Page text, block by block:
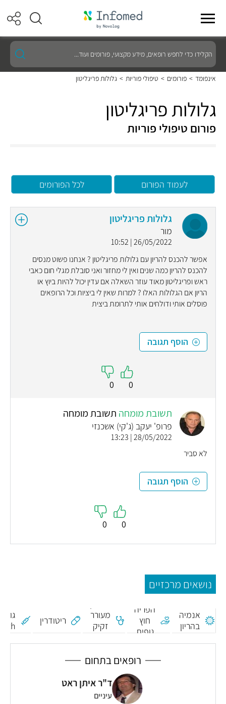
הקלידו
כדי
לחפש
רופאים,
מידע
פורומים
ועוד...
אינפומד > פורומים > טיפולי פוריות > גלולות פריגליטון
גלולות פריגליטון
פורום טיפולי פוריות
לעמוד הפורום לכל הפורומים
גלולות פריגליטון
מור
26/05/2022 | 10:52
אפשר להכנס להריון עם גלולות פריגליטון ? אנחנו פשוט מנסים
להכנס להריון כמה שנים ואין לי מחזור ואני סובלת מגלי חום כאבי
ראש ופריגליטון מאוד עוזר השאלה אם עדין יכול להיות ביוץ או
הריון אם הגלולות האלו ? למרות שאין לי ביציות וכל הרופאים
פוסלים אותי ודולחים אותי לתרומת ביצית
הוסף תגובה
0
0
תשובת מומחה תשובת מומחה
פרופ' יעקב (ג'קי) אשכנזי
28/05/2022 | 13:23
לא סביר
הוסף תגובה
0
0
נושאים מרכזיים
אנמיה
בהריון
הפריה
חוץ
גופית
מעורר
זקיק
FSH
ריטודרין
גורם
אנטי
רופאים בתחום
ד"ר איתן ראט
עיניים